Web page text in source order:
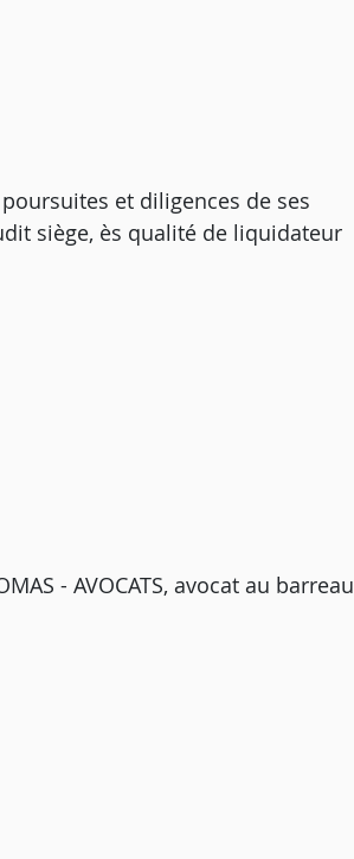
poursuites et diligences de ses
siège, ès qualité de liquidateur
- AVOCATS, avocat au barreau